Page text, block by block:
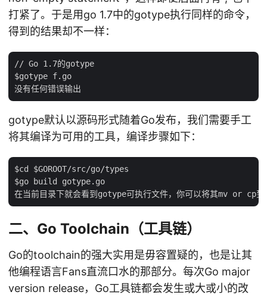
打紧了。于是用go 1.7中的gotype执行同样的命令，
得到的结果却不一样：
// Go 1.7的gotype
$gotype f.go
gotype默认以源码形式随着Go发布，我们需要手工
将其编译为可用的工具，编译步骤如下：
$cd $GOROOT/src/go/types
$go build gotype.go
二、Go Toolchain（工具链）
Go的toolchain的强大实用是毋容置疑的，也是让其
他编程语言Fans直流口水的那部分。每次Go major
version release，Go工具链都会发生或大或小的改